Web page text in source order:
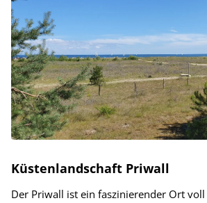
Küstenlandschaft Priwall
Der Priwall ist ein faszinierender Ort